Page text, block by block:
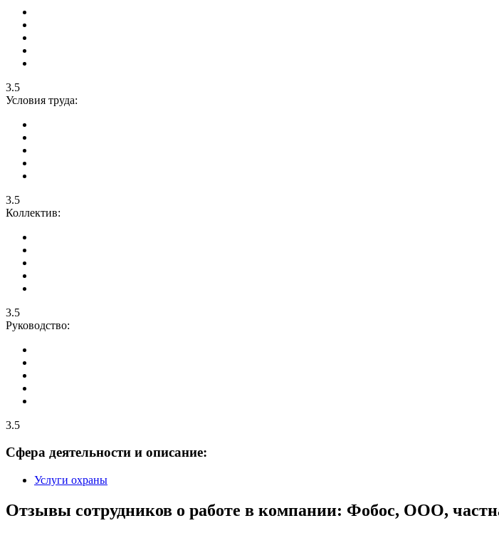
3.5
Условия труда:
3.5
Коллектив:
3.5
Руководство:
3.5
Сфера деятельности и описание:
Услуги охраны
Отзывы сотрудников о работе в компании: Фобос, ООО,